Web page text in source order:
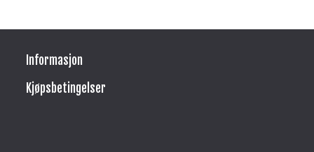
Informasjon
Kjøpsbetingelser